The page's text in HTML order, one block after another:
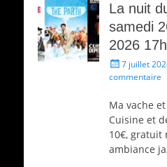
La nuit
samedi
2026
Écrit
le
7 juillet
commentaire
Ma vache
Cuisine et
10€, gratuit
ambiance